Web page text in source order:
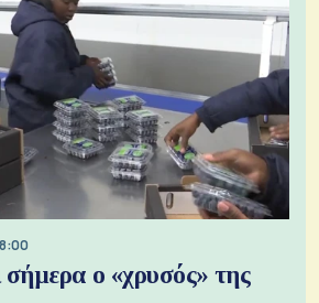
ο «χρυσός» της